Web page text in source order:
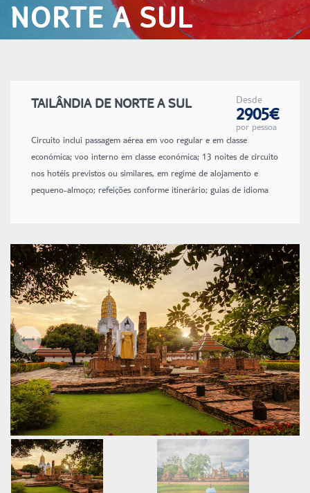
NORTE A SUL
TAILÂNDIA DE NORTE A SUL Desde
2905€
por pessoa
Circuito inclui passagem aérea em voo regular e em classe
económica; voo interno em classe económica; 13 noites de circuito
nos hotéis previstos ou similares, em regime de alojamento e
pequeno-almoço; refeições conforme itinerário; guias de idioma